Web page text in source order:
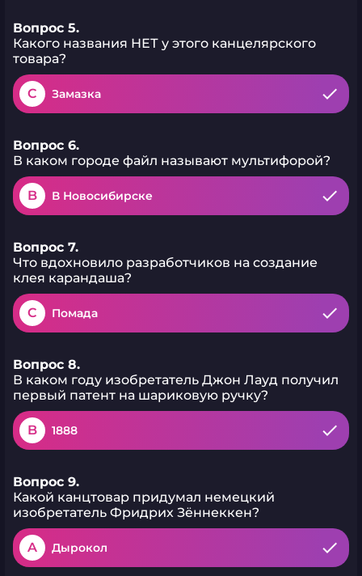
Вопрос 5.
Какого названия НЕТ у этого канцелярского
товара?
C Замазка
Вопрос 6.
В каком городе файл называют мультифорой?
B В Новосибирске
Вопрос 7.
Что вдохновило разработчиков на создание
клея карандаша?
C Помада
Вопрос 8.
В каком году изобретатель Джон Лауд получил
первый патент на шариковую ручку?
B 1888
Вопрос 9.
Какой канцтовар придумал немецкий
изобретатель Фридрих Зённеккен?
A Дырокол